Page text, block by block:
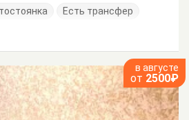
Есть трансфер
в августе
от 2500₽